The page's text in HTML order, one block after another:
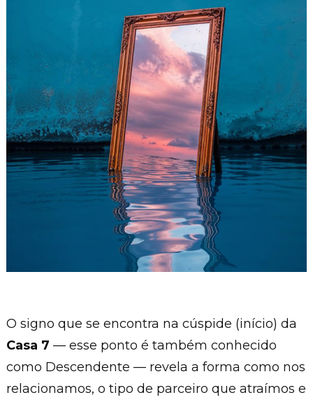
O signo que se encontra na cúspide (início) da
Casa 7 — esse ponto é também conhecido
como Descendente — revela a forma como nos
relacionamos, o tipo de parceiro que atraímos e